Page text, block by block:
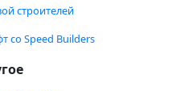
строителей
со Speed Builders